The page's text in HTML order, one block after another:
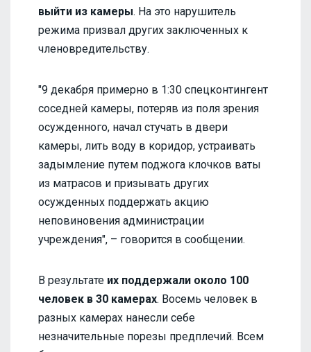
выйти из камеры. На это нарушитель
режима призвал других заключенных к
членовредительству.
"9 декабря примерно в 1:30 спецконтингент
соседней камеры, потеряв из поля зрения
осужденного, начал стучать в двери
камеры, лить воду в коридор, устраивать
задымление путем поджога клочков ваты
из матрасов и призывать других
осужденных поддержать акцию
неповиновения администрации
учреждения", – говорится в сообщении.
В результате их поддержали около 100
человек в 30 камерах. Восемь человек в
разных камерах нанесли себе
незначительные порезы предплечий. Всем